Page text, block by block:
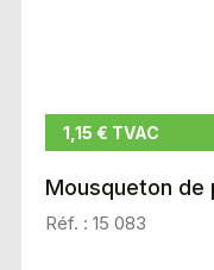
1,15 € TVAC
Mousqueton de
Réf. : 15 083